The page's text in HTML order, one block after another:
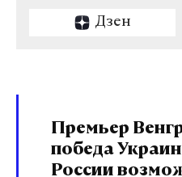
Дзен
Премьер
победа
России